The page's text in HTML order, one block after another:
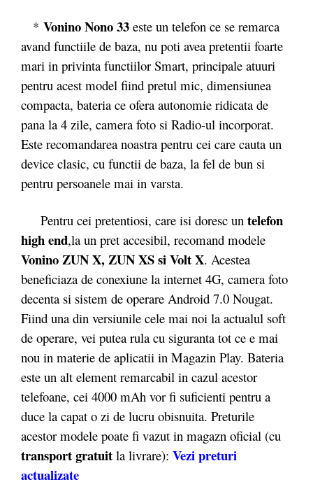
* Vonino Nono 33 este un telefon ce se remarca
avand functiile de baza, nu poti avea pretentii foarte
mari in privinta functiilor Smart, principale atuuri
pentru acest model fiind pretul mic, dimensiunea
compacta, bateria ce ofera autonomie ridicata de
pana la 4 zile, camera foto si Radio-ul incorporat.
Este recomandarea noastra pentru cei care cauta un
device clasic, cu functii de baza, la fel de bun si
pentru persoanele mai in varsta.
Pentru cei pretentiosi, care isi doresc un telefon
high end,la un pret accesibil, recomand modele
Vonino ZUN X, ZUN XS si Volt X. Acestea
beneficiaza de conexiune la internet 4G, camera foto
decenta si sistem de operare Android 7.0 Nougat.
Fiind una din versiunile cele mai noi la actualul soft
de operare, vei putea rula cu siguranta tot ce e mai
nou in materie de aplicatii in Magazin Play. Bateria
este un alt element remarcabil in cazul acestor
telefoane, cei 4000 mAh vor fi suficienti pentru a
duce la capat o zi de lucru obisnuita. Preturile
acestor modele poate fi vazut in magazn oficial (cu
transport gratuit la livrare): Vezi preturi
actualizate